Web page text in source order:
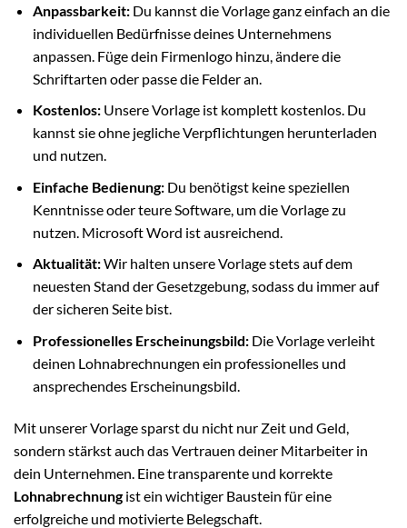
Anpassbarkeit:Du kannst die Vorlage ganz einfach an die
individuellen Bedürfnisse deines Unternehmens
anpassen. Füge dein Firmenlogo hinzu, ändere die
Schriftarten oder passe die Felder an.
Kostenlos:Unsere Vorlage ist komplett kostenlos. Du
kannst sie ohne jegliche Verpflichtungen herunterladen
und nutzen.
Einfache Bedienung:Du benötigst keine speziellen
Kenntnisse oder teure Software, um die Vorlage zu
nutzen. Microsoft Word ist ausreichend.
Aktualität:Wir halten unsere Vorlage stets auf dem
neuesten Stand der Gesetzgebung, sodass du immer auf
der sicheren Seite bist.
Professionelles Erscheinungsbild:Die Vorlage verleiht
deinen Lohnabrechnungen ein professionelles und
ansprechendes Erscheinungsbild.
Mit unserer Vorlage sparst du nicht nur Zeit und Geld,
sondern stärkst auch das Vertrauen deiner Mitarbeiter in
dein Unternehmen. Eine transparente und korrekte
Lohnabrechnungist ein wichtiger Baustein für eine
erfolgreiche und motivierte Belegschaft.